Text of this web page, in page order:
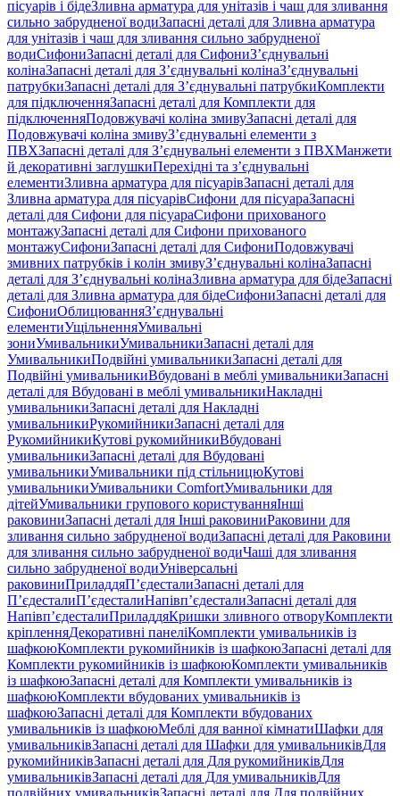
пісуарів і бідеЗливна арматура для унітазів і чаш для зливання
сильно забрудненої водиЗапасні деталі для Зливна арматура
для унітазів і чаш для зливання сильно забрудненої
водиСифониЗапасні деталі для СифониЗ’єднувальні
колінаЗапасні деталі для З’єднувальні колінаЗ’єднувальні
патрубкиЗапасні деталі для З’єднувальні патрубкиКомплекти
для підключенняЗапасні деталі для Комплекти для
підключенняПодовжувачі коліна змивуЗапасні деталі для
Подовжувачі коліна змивуЗ’єднувальні елементи з
ПВХЗапасні деталі для З’єднувальні елементи з ПВХМанжети
й декоративні заглушкиПерехідні та з’єднувальні
елементиЗливна арматура для пісуарівЗапасні деталі для
Зливна арматура для пісуарівСифони для пісуараЗапасні
деталі для Сифони для пісуараСифони прихованого
монтажуЗапасні деталі для Сифони прихованого
монтажуСифониЗапасні деталі для СифониПодовжувачі
змивних патрубків і колін змивуЗ’єднувальні колінаЗапасні
деталі для З’єднувальні колінаЗливна арматура для бідеЗапасні
деталі для Зливна арматура для бідеСифониЗапасні деталі для
СифониОблицюванняЗ’єднувальні
елементиУщільненняУмивальні
зониУмивальникиУмивальникиЗапасні деталі для
УмивальникиПодвійні умивальникиЗапасні деталі для
Подвійні умивальникиВбудовані в меблі умивальникиЗапасні
деталі для Вбудовані в меблі умивальникиНакладні
умивальникиЗапасні деталі для Накладні
умивальникиРукомийникиЗапасні деталі для
РукомийникиКутові рукомийникиВбудовані
умивальникиЗапасні деталі для Вбудовані
умивальникиУмивальники під стільницюКутові
умивальникиУмивальники ComfortУмивальники для
дітейУмивальники групового користуванняІнші
раковиниЗапасні деталі для Інші раковиниРаковини для
зливання сильно забрудненої водиЗапасні деталі для Раковини
для зливання сильно забрудненої водиЧаші для зливання
сильно забрудненої водиУніверсальні
раковиниПриладдяП’єдесталиЗапасні деталі для
П’єдесталиП’єдесталиНапівп’єдесталиЗапасні деталі для
Напівп’єдесталиПриладдяКришки зливного отворуКомплекти
кріпленняДекоративні панеліКомплекти умивальників із
шафкоюКомплекти рукомийників із шафкоюЗапасні деталі для
Комплекти рукомийників із шафкоюКомплекти умивальників
із шафкоюЗапасні деталі для Комплекти умивальників із
шафкоюКомплекти вбудованих умивальників із
шафкоюЗапасні деталі для Комплекти вбудованих
умивальників із шафкоюМеблі для ванної кімнатиШафки для
умивальниківЗапасні деталі для Шафки для умивальниківДля
рукомийниківЗапасні деталі для Для рукомийниківДля
умивальниківЗапасні деталі для Для умивальниківДля
подвійних умивальниківЗапасні деталі для Для подвійних